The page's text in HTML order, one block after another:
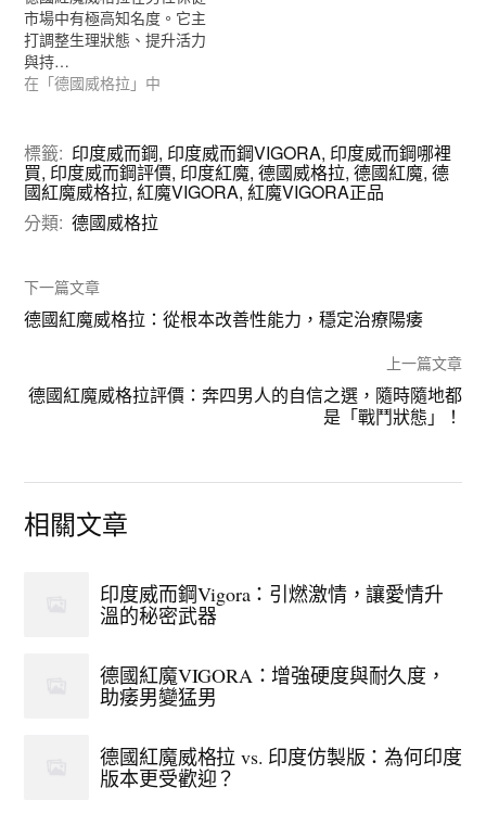
市場中有極高知名度。它主
打調整生理狀態、提升活力
與持…
在「德國威格拉」中
標籤: 印度威而鋼, 印度威而鋼VIGORA, 印度威而鋼哪裡
買, 印度威而鋼評價, 印度紅魔,德國威格拉,德國紅魔,德
國紅魔威格拉,紅魔VIGORA,紅魔VIGORA正品
分類: 德國威格拉
下一篇文章
德國紅魔威格拉：從根本改善性能力，穩定治療陽痿
上一篇文章
德國紅魔威格拉評價：奔四男人的自信之選，隨時隨地都
是「戰鬥狀態」！
相關文章
印度威而鋼Vigora：引燃激情，讓愛情升
溫的秘密武器
德國紅魔VIGORA：增強硬度與耐久度，
助痿男變猛男
德國紅魔威格拉 vs. 印度仿製版：為何印度
版本更受歡迎？